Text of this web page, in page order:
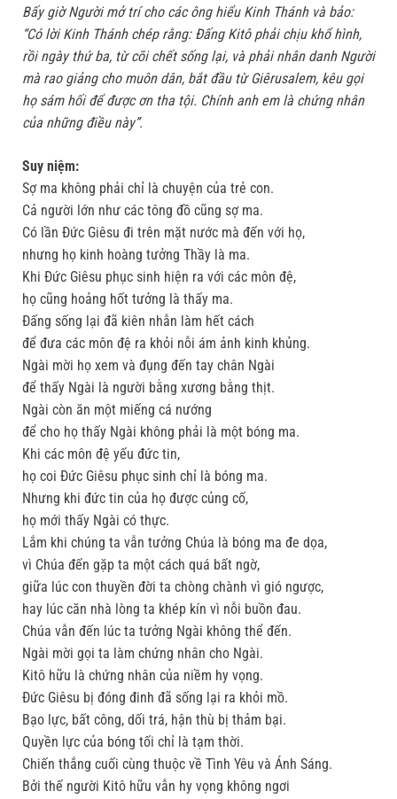
Bấy giờ Người mở trí cho các ông hiểu Kinh Thánh và bảo:
“Có lời Kinh Thánh chép rằng: Ðấng Kitô phải chịu khổ hình,
rồi ngày thứ ba, từ cõi chết sống lại, và phải nhân danh Người
mà rao giảng cho muôn dân, bắt đầu từ Giêrusalem, kêu gọi
họ sám hối để được ơn tha tội. Chính anh em là chứng nhân
của những điều này”.
Suy niệm:
Sợ ma không phải chỉ là chuyện của trẻ con.
Cả người lớn như các tông đồ cũng sợ ma.
Có lần Ðức Giêsu đi trên mặt nước mà đến với họ,
nhưng họ kinh hoàng tưởng Thầy là ma.
Khi Ðức Giêsu phục sinh hiện ra với các môn đệ,
họ cũng hoảng hốt tưởng là thấy ma.
Ðấng sống lại đã kiên nhẫn làm hết cách
để đưa các môn đệ ra khỏi nỗi ám ảnh kinh khủng.
Ngài mời họ xem và đụng đến tay chân Ngài
để thấy Ngài là người bằng xương bằng thịt.
Ngài còn ăn một miếng cá nướng
để cho họ thấy Ngài không phải là một bóng ma.
Khi các môn đệ yếu đức tin,
họ coi Ðức Giêsu phục sinh chỉ là bóng ma.
Nhưng khi đức tin của họ được củng cố,
họ mới thấy Ngài có thực.
Lắm khi chúng ta vẫn tưởng Chúa là bóng ma đe dọa,
vì Chúa đến gặp ta một cách quá bất ngờ,
giữa lúc con thuyền đời ta chòng chành vì gió ngược,
hay lúc căn nhà lòng ta khép kín vì nỗi buồn đau.
Chúa vẫn đến lúc ta tưởng Ngài không thể đến.
Ngài mời gọi ta làm chứng nhân cho Ngài.
Kitô hữu là chứng nhân của niềm hy vọng.
Ðức Giêsu bị đóng đinh đã sống lại ra khỏi mồ.
Bạo lực, bất công, dối trá, hận thù bị thảm bại.
Quyền lực của bóng tối chỉ là tạm thời.
Chiến thắng cuối cùng thuộc về Tình Yêu và Ánh Sáng.
Bởi thế người Kitô hữu vẫn hy vọng không ngơi